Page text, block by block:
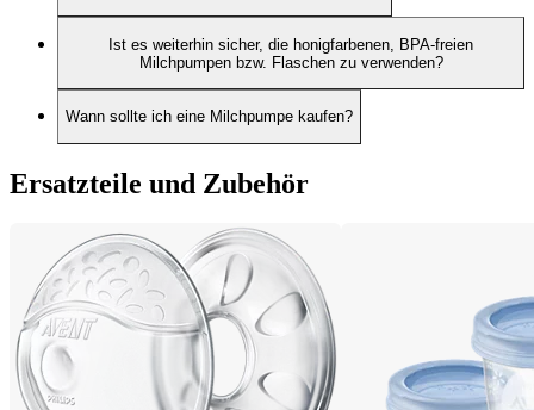
Ist es weiterhin sicher, die honigfarbenen, BPA-freien
Milchpumpen bzw. Flaschen zu verwenden?
Wann sollte ich eine Milchpumpe kaufen?
Ersatzteile und Zubehör